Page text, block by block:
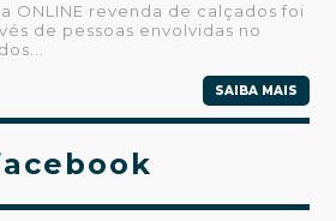
ONLINE revenda de calçados foi
de pessoas envolvidas no
SAIBA MAIS